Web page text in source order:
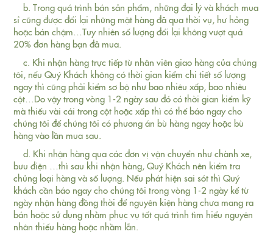
b. Trong quá trình bán sản phẩm, những đại lý và khách mua
sỉ cũng được đổi lại những mặt hàng đã qua thời vụ, hư hỏng
hoặc bán chậm…Tuy nhiên số lượng đổi lại không vượt quá
20% đơn hàng bạn đã mua.
c. Khi nhận hàng trực tiếp từ nhân viên giao hàng của chúng
tôi, nếu Quý Khách không có thời gian kiểm chi tiết số lượng
ngay thì cũng phải kiểm sơ bộ như bao nhiêu xấp, bao nhiêu
cột…Do vậy trong vòng 1-2 ngày sau đó có thời gian kiểm kỹ
mà thiếu vài cái trong cột hoặc xấp thì có thể báo ngay cho
chúng tôi để chúng tôi có phương án bù hàng ngay hoặc bù
hàng vào lần mua sau.
d. Khi nhận hàng qua các đơn vị vận chuyển như chành xe,
bưu điện …thì sau khi nhận hàng, Quý Khách nên kiểm tra
chủng loại hàng và số lượng. Nếu phát hiện sai sót thì Quý
khách cần báo ngay cho chúng tôi trong vòng 1-2 ngày kể từ
ngày nhận hàng đồng thời để nguyên kiện hàng chưa mang ra
bán hoặc sử dụng nhằm phục vụ tốt quá trình tìm hiểu nguyên
nhân thiếu hàng hoặc nhầm lẫn.